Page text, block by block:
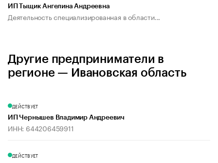
ИП Тыщик Ангелина Андреевна
Деятельность специализированная в области...
Другие предприниматели в
регионе — Ивановская область
ДЕЙСТВУЕТ
ИП Чернышев Владимир Андреевич
ИНН: 644206459911
ДЕЙСТВУЕТ